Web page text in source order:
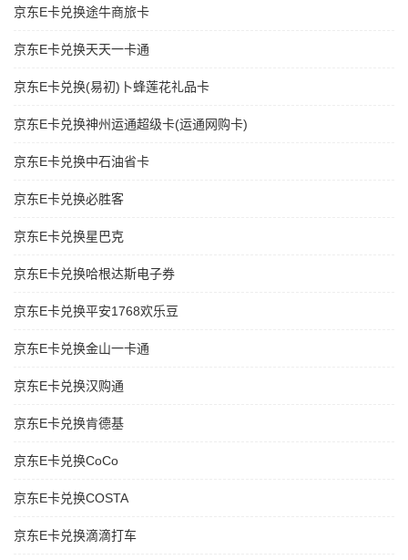
京东E卡兑换途牛商旅卡
京东E卡兑换天天一卡通
京东E卡兑换(易初)卜蜂莲花礼品卡
京东E卡兑换神州运通超级卡(运通网购卡)
京东E卡兑换中石油省卡
京东E卡兑换必胜客
京东E卡兑换星巴克
京东E卡兑换哈根达斯电子券
京东E卡兑换平安1768欢乐豆
京东E卡兑换金山一卡通
京东E卡兑换汉购通
京东E卡兑换肯德基
京东E卡兑换CoCo
京东E卡兑换COSTA
京东E卡兑换滴滴打车